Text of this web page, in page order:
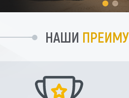
НАШИ